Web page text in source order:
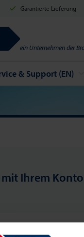
Garantierte Lieferung
ein Unternehmen der
& Support (EN)
Ihrem